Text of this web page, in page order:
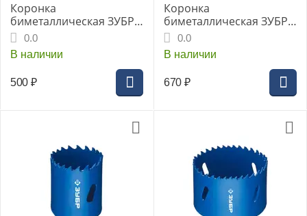
Коронка
биметаллическая ЗУБР
быстрорежущая сталь,
22мм
0.0
В наличии
500 ₽
Коронка
биметаллическая ЗУБР
быстрорежущая сталь,
32мм
0.0
В наличии
670 ₽